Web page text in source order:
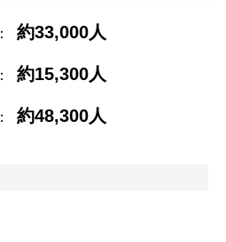
： 約33,000人
： 約15,300人
： 約48,300人